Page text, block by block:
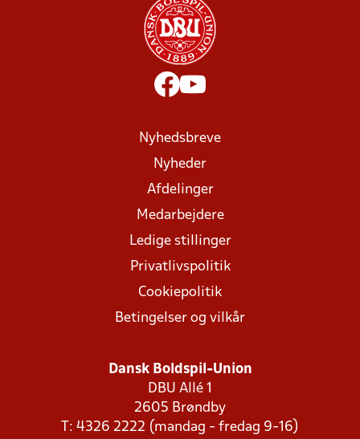
Nyhedsbreve
Nyheder
Afdelinger
Medarbejdere
Ledige stillinger
Privatlivspolitik
Cookiepolitik
Betingelser og vilkår
Dansk Boldspil-Union
DBU Allé 1
2605 Brøndby
T: 4326 2222 (mandag - fredag 9-16)